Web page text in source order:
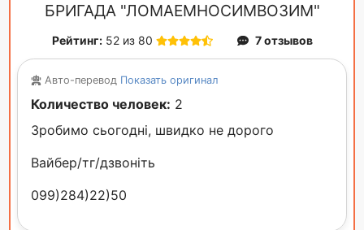
БРИГАДА "ЛОМАЕМНОСИМВОЗИМ"
Рейтинг: 52 из 80 7 отзывов
Авто-перевод Показать оригинал
Количество человек: 2
Зробимо сьогодні, швидко не дорого
Вайбер/тг/дзвоніть
099)284)22)50